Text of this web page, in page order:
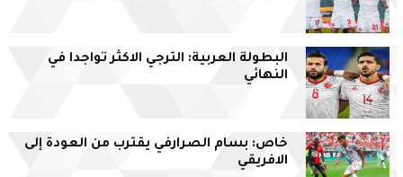
البطولة العربية: الترجي الاكثر تواجدا في
النهائي
خاص: بسام الصرارفي يقترب من العودة إلى
الافريقي